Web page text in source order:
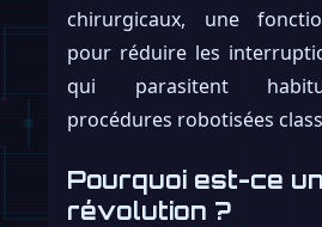
chirurgicaux, une
pour réduire les
qui parasitent
procédures robotisées
Pourquoi est-ce
révolution ?